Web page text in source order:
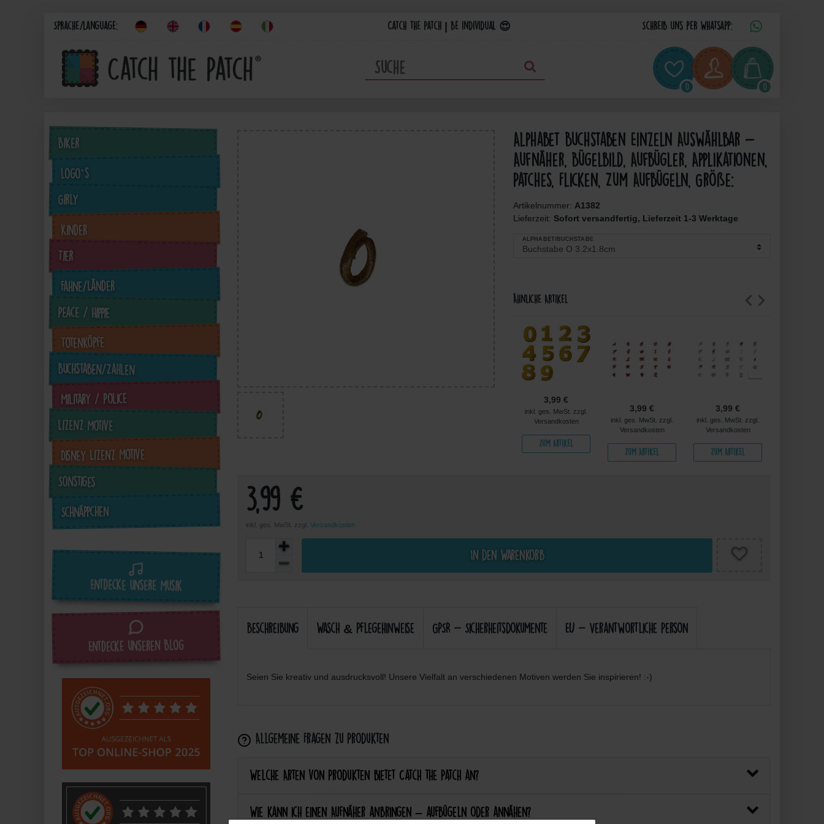
Sprache/Language: Catch the Patch | Be individual 😍 Schreib uns per Whatsapp:
0 0
Biker
Logo`s
Girly
Kinder
Tier
Fahne/Länder
Peace / Hippie
Totenköpfe
Buchstaben/Zahlen
Military / Police
Lizenz Motive
Disney Lizenz Motive
Sonstiges
Schnäppchen
Entdecke unsere Musik
Entdecke unseren Blog
Alphabet Buchstaben Einzeln Auswählbar -
Aufnäher, Bügelbild, Aufbügler, Applikationen,
Patches, Flicken, Zum Aufbügeln, Größe:
Artikelnummer: A1382
Lieferzeit: Sofort versandfertig, Lieferzeit 1-3 Werktage
ALPHABET/BUCHSTABE
Ähnliche Artikel
3,99 €
inkl. ges. MwSt. zzgl.
Versandkosten
Zum Artikel
3,99 €
inkl. ges. MwSt. zzgl.
Versandkosten
Zum Artikel
3,99 €
inkl. ges. MwSt. zzgl.
Versandkosten
Zum Artikel
3,99 €
inkl. ges. MwSt. zzgl. Versandkosten
In den Warenkorb
Beschreibung Wasch & Pflegehinweise GPSR - Sicherheitsdokumente EU - Verantwortliche Person
Seien Sie kreativ und ausdrucksvoll! Unsere Vielfalt an verschiedenen Motiven werden Sie inspirieren! :-)
Allgemeine Fragen zu Produkten
Welche Arten von Produkten bietet Catch the Patch an?
Wie kann ich einen Aufnäher anbringen – aufbügeln oder annähen?